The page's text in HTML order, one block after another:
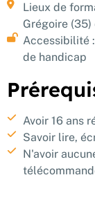
Lieux de
Grégoire (35)
Accessibilité
de handicap
Avoir 16 ans
Savoir lire,
N'avoir